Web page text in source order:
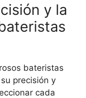
y la
bateristas
precisión y
cada